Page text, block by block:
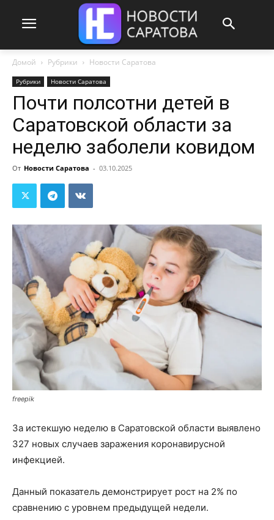
Домой Рубрики Новости Саратова
Рубрики Новости Саратова
Почти полсотни детей в
Саратовской области за
неделю заболели ковидом
От Новости Саратова - 03.10.2025
freepik
За истекшую неделю в Саратовской области выявлено
327 новых случаев заражения коронавирусной
инфекцией.
Данный показатель демонстрирует рост на 2% по
сравнению с уровнем предыдущей недели.